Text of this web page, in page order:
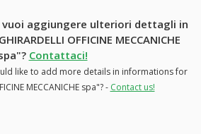
aggiungere ulteriori dettagli in
OFFICINE MECCANICHE
Contattaci!
like to add more details in informations for
MECCANICHE spa"? - Contact us!